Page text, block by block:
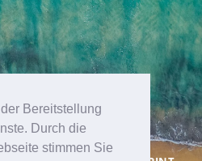
Bereitstellung
Durch die
stimmen Sie